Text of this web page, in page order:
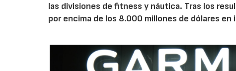
las divisiones de fitness y náutica. Tras los
por encima de los 8.000 millones de dólares en